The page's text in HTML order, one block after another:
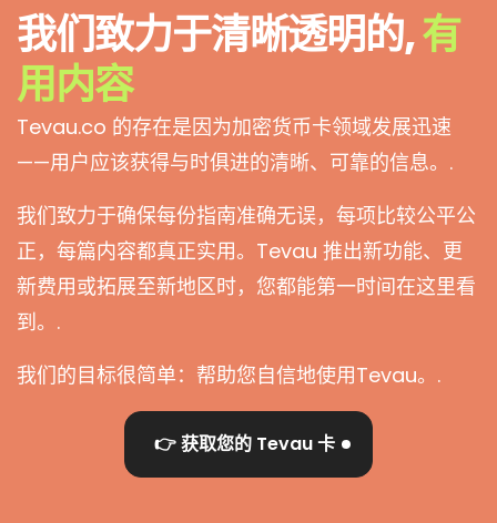
我们致力于清晰透明的,有
用内容
Tevau.co 的存在是因为加密货币卡领域发展迅速
——用户应该获得与时俱进的清晰、可靠的信息。.
我们致力于确保每份指南准确无误，每项比较公平公
正，每篇内容都真正实用。Tevau 推出新功能、更
新费用或拓展至新地区时，您都能第一时间在这里看
到。.
我们的目标很简单：帮助您自信地使用Tevau。.
👉 获取您的 Tevau 卡